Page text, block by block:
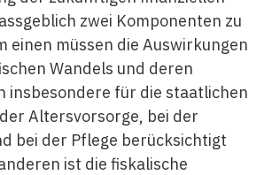
zwei Komponenten zu
einen müssen die Auswirkungen
Wandels und deren
insbesondere für die staatlichen
Altersvorsorge, bei der
bei der Pflege berücksichtigt
ist die fiskalische